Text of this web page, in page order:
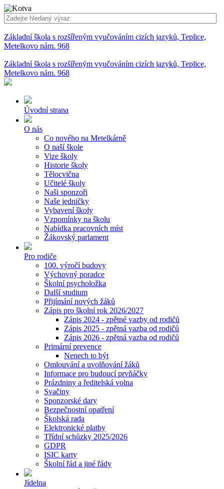
Základní škola s rozšířeným vyučováním cizích jazyků, Teplice,
Metelkovo nám. 968
Základní škola s rozšířeným vyučováním cizích jazyků, Teplice,
Metelkovo nám. 968
Úvodní strana
O nás
Co nového na Metelkárně
O naší škole
Vize školy
Historie školy
Tělocvična
Učitelé školy
Naši sponzoři
Naše jedničky
Vybavení školy
Vzpomínky na školu
Nabídka pracovních míst
Žákovský parlament
Pro rodiče
100. výročí budovy
Výchovný poradce
Školní psycholožka
Další studium
Přijímání nových žáků
Zápis pro školní rok 2026/2027
Zápis 2024 - zpětné vazby od rodičů
Zápis 2025 - zpětná vazba od rodičů
Zápis 2026 - zpětná vazba od rodičů
Primární prevence
Nenech to být
Omlouvání a uvolňování žáků
Informace pro budoucí prvňáčky
Prázdniny a ředitelská volna
Svačiny
Sponzorské dary
Bezpečnostní opatření
Školská rada
Elektronické platby
Třídní schůzky 2025/2026
GDPR
ISIC karty
Školní řád a jiné řády
Jídelna